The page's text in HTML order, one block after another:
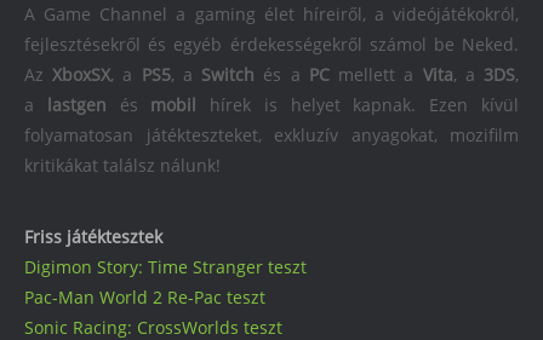
Friss játéktesztek
Digimon Story: Time Stranger teszt
Pac-Man World 2 Re-Pac teszt
Sonic Racing: CrossWorlds teszt
A Game Channel a gaming élet híreiről, a videójátékokról,
fejlesztésekről és egyéb érdekességekről számol be Neked.
AzXboxSX, a PS5, a Switch és a PCmellett a Vita, a 3DS,
a lastgen és mobil hírek is helyet kapnak. Ezen kívül
folyamatosan játékteszteket, exkluzív anyagokat, mozifilm
kritikákat találsz nálunk!